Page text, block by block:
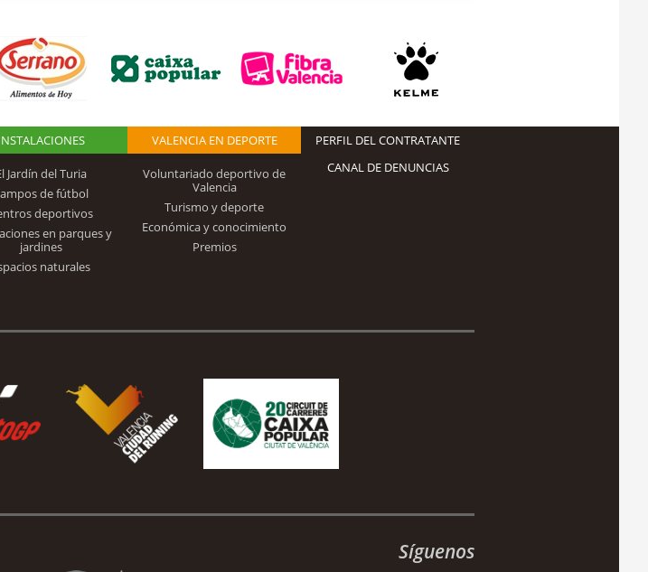
Jardín del Turia
de fútbol
deportivos
en parques y
jardines
naturales
VALENCIA EN DEPORTE
Voluntariado deportivo de
Valencia
Turismo y deporte
Económica y conocimiento
Premios
PERFIL DEL CONTRATANTE
CANAL DE DENUNCIAS
Síguenos